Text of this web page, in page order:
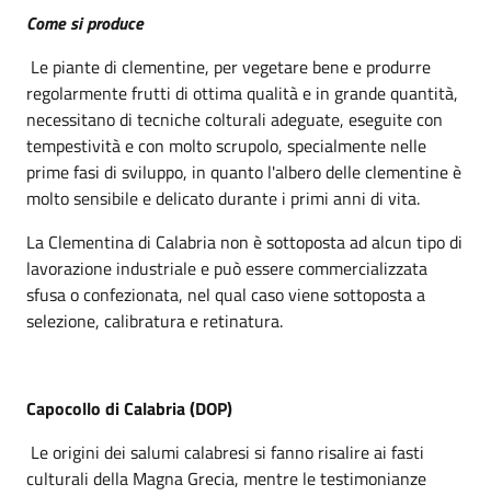
Come si produce
Le piante di clementine, per vegetare bene e produrre
regolarmente frutti di ottima qualità e in grande quantità,
necessitano di tecniche colturali adeguate, eseguite con
tempestività e con molto scrupolo, specialmente nelle
prime fasi di sviluppo, in quanto l'albero delle clementine è
molto sensibile e delicato durante i primi anni di vita.
La Clementina di Calabria non è sottoposta ad alcun tipo di
lavorazione industriale e può essere commercializzata
sfusa o confezionata, nel qual caso viene sottoposta a
selezione, calibratura e retinatura.
Capocollo di Calabria (DOP)
Le origini dei salumi calabresi si fanno risalire ai fasti
culturali della Magna Grecia, mentre le testimonianze